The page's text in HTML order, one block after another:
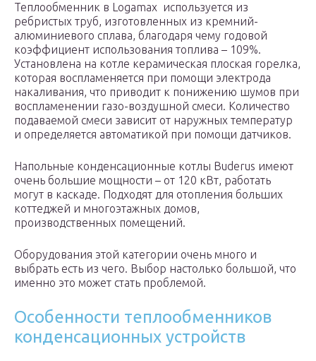
Теплообменник в Logamax используется из
ребристых труб, изготовленных из кремний-
алюминиевого сплава, благодаря чему годовой
коэффициент использования топлива – 109%.
Установлена на котле керамическая плоская горелка,
которая воспламеняется при помощи электрода
накаливания, что приводит к понижению шумов при
воспламенении газо-воздушной смеси. Количество
подаваемой смеси зависит от наружных температур
и определяется автоматикой при помощи датчиков.
Напольные конденсационные котлы Buderus имеют
очень большие мощности – от 120 кВт, работать
могут в каскаде. Подходят для отопления больших
коттеджей и многоэтажных домов,
производственных помещений.
Оборудования этой категории очень много и
выбрать есть из чего. Выбор настолько большой, что
именно это может стать проблемой.
Особенности теплообменников
конденсационных устройств